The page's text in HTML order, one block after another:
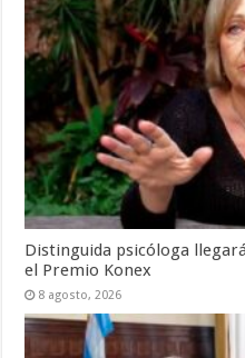
Distinguida psicóloga
el Premio Konex
8 agosto, 2026